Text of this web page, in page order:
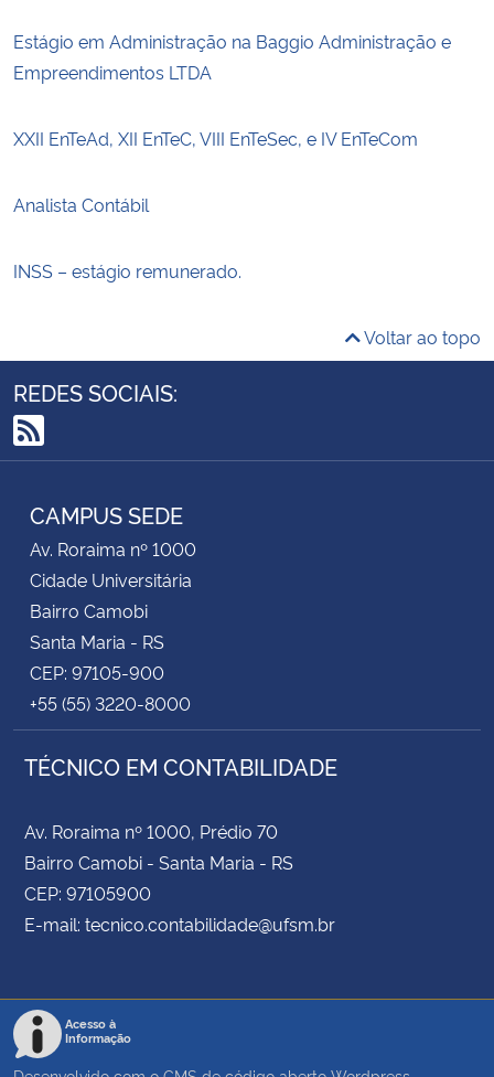
Estágio em Administração na Baggio Administração e
Empreendimentos LTDA
XXII EnTeAd, XII EnTeC, VIII EnTeSec, e IV EnTeCom
Analista Contábil
INSS – estágio remunerado.
Voltar ao topo
REDES SOCIAIS:
RSS
CAMPUS SEDE
Av. Roraima nº 1000
Cidade Universitária
Bairro Camobi
Santa Maria - RS
CEP: 97105-900
+55 (55) 3220-8000
TÉCNICO EM CONTABILIDADE
Av. Roraima nº 1000, Prédio 70
Bairro Camobi - Santa Maria - RS
CEP: 97105900
E-mail: tecnico.contabilidade@ufsm.br
Acesso à
Informação